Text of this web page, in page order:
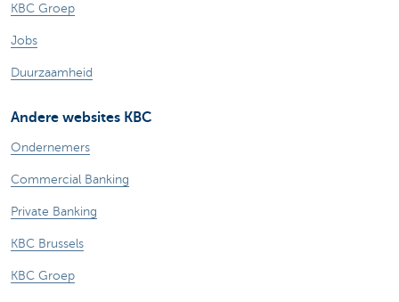
KBC Groep
Jobs
Duurzaamheid
Andere websites KBC
Ondernemers
Commercial Banking
Private Banking
KBC Brussels
KBC Groep